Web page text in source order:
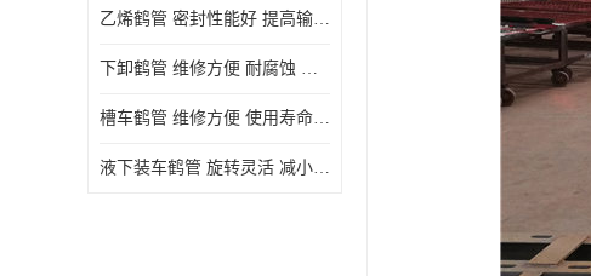
乙烯鹤管 密封性能好 提高输送效率
下卸鹤管 维修方便 耐腐蚀 耐高温
槽车鹤管 维修方便 使用寿命较长
液下装车鹤管 旋转灵活 减小压力损失